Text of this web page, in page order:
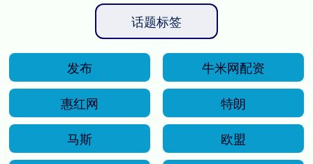
话题标签
发布
牛米网配资
惠红网
特朗
马斯
欧盟